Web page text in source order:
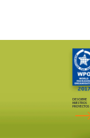
DESCUBRE
NUESTROS
PROYECTOS